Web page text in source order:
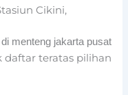
Cikini,
menteng jakarta pusat
daftar teratas pilihan